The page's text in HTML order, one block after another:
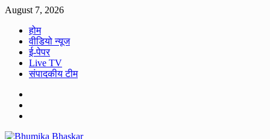
Skip
content
August 7, 2026
होम
वीडियो न्यूज
ई-पेपर
Live TV
संपादकीय टीम